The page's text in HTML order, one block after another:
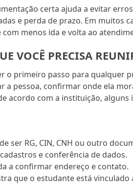
certa ajuda a evitar
e perda de prazo. Em muitos
menos ida e volta ao
VOCÊ PRECISA
o primeiro passo para qualquer
a pessoa, confirmar onde ela
acordo com a instituição, alguns
ser RG, CIN, CNH ou outro
e conferência de dados.
a confirmar endereço e contato.
que o estudante está vinculado